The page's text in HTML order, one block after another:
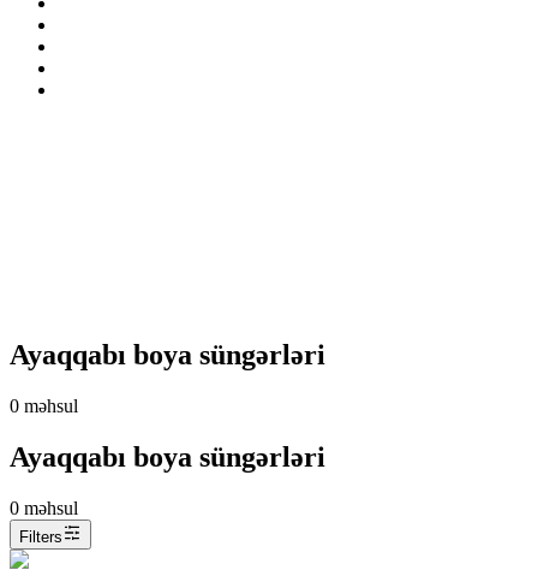
Ayaqqabı boya süngərləri
0 məhsul
Ayaqqabı boya süngərləri
0 məhsul
Filters